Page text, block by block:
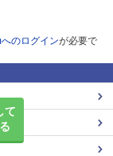
のログインが必要で
て